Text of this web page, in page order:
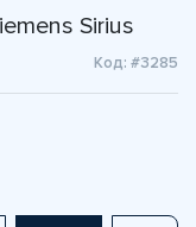
Sirius
Код: #3285